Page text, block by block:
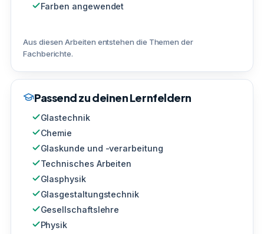
Farben angewendet
Aus diesen Arbeiten entstehen die Themen der
Fachberichte.
Passend zu deinen Lernfeldern
Glastechnik
Chemie
Glaskunde und -verarbeitung
Technisches Arbeiten
Glasphysik
Glasgestaltungstechnik
Gesellschaftslehre
Physik